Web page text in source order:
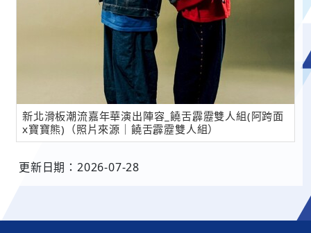
新北滑板潮流嘉年華演出陣容_饒舌霹靂雙人組(阿跨面
x寶寶熊)（照片來源｜饒舌霹靂雙人組）
更新日期：2026-07-28